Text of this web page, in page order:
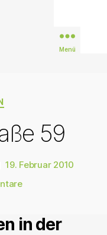
Menü
59
19. Februar 2010
zu
in der